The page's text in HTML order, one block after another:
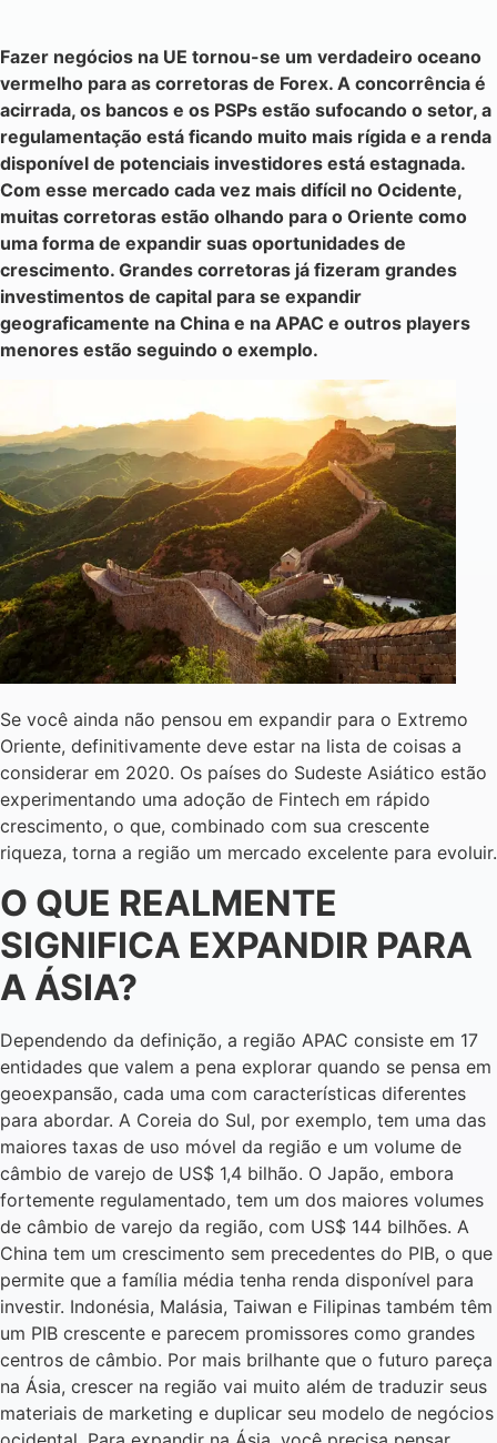
Fazer negócios na UE tornou-se um verdadeiro oceano
vermelho para as corretoras de Forex. A concorrência é
acirrada, os bancos e os PSPs estão sufocando o setor, a
regulamentação está ficando muito mais rígida e a renda
disponível de potenciais investidores está estagnada.
Com esse mercado cada vez mais difícil no Ocidente,
muitas corretoras estão olhando para o Oriente como
uma forma de expandir suas oportunidades de
crescimento. Grandes corretoras já fizeram grandes
investimentos de capital para se expandir
geograficamente na China e na APAC e outros players
menores estão seguindo o exemplo.
Se você ainda não pensou em expandir para o Extremo
Oriente, definitivamente deve estar na lista de coisas a
considerar em 2020. Os países do Sudeste Asiático estão
experimentando uma adoção de Fintech em rápido
crescimento, o que, combinado com sua crescente
riqueza, torna a região um mercado excelente para evoluir.
O QUE REALMENTE
SIGNIFICA EXPANDIR PARA
A ÁSIA?
Dependendo da definição, a região APAC consiste em 17
entidades que valem a pena explorar quando se pensa em
geoexpansão, cada uma com características diferentes
para abordar. A Coreia do Sul, por exemplo, tem uma das
maiores taxas de uso móvel da região e um volume de
câmbio de varejo de US$ 1,4 bilhão. O Japão, embora
fortemente regulamentado, tem um dos maiores volumes
de câmbio de varejo da região, com US$ 144 bilhões. A
China tem um crescimento sem precedentes do PIB, o que
permite que a família média tenha renda disponível para
investir. Indonésia, Malásia, Taiwan e Filipinas também têm
um PIB crescente e parecem promissores como grandes
centros de câmbio. Por mais brilhante que o futuro pareça
na Ásia, crescer na região vai muito além de traduzir seus
materiais de marketing e duplicar seu modelo de negócios